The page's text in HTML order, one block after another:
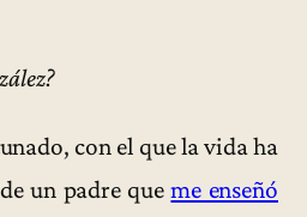
con el que la vida ha
un padre queme enseñó